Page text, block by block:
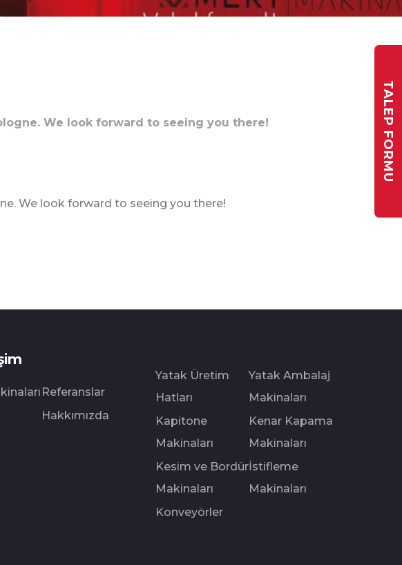
TALEP FORMU
We look forward to seeing you there!
We look forward to seeing you there!
Referanslar
Hakkımızda
Yatak Üretim
Hatları
Yatak Ambalaj
Makinaları
Kapitone
Makinaları
Kenar Kapama
Makinaları
Kesim ve Bordür
Makinaları
İstifleme
Makinaları
Konveyörler